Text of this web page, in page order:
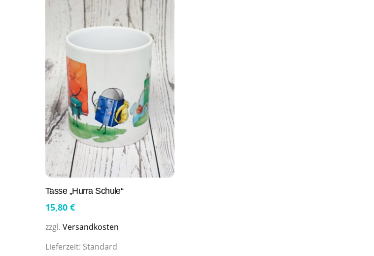
Tasse „Hurra Schule“
15,80 €
zzgl. Versandkosten
Lieferzeit: Standard